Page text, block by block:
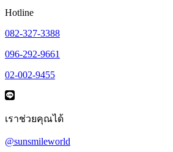
Hotline
082-327-3388
096-292-9661
02-002-9455
เราช่วยคุณได้
@sunsmileworld